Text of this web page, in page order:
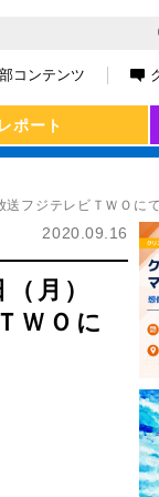
コンテンツ
ポート
フジテレビＴＷＯに
2020.09.16
（月）
ＷＯに